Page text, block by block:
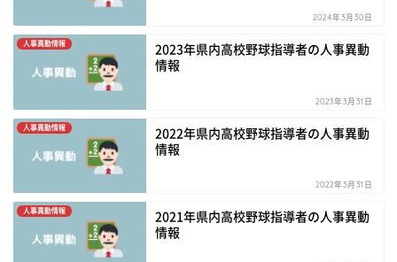
2024年3月30日
人事異動情報
2023年県内高校野球指導者の人事異動
情報
2023年3月31日
人事異動情報
2022年県内高校野球指導者の人事異動
情報
2022年3月31日
人事異動情報
2021年県内高校野球指導者の人事異動
情報